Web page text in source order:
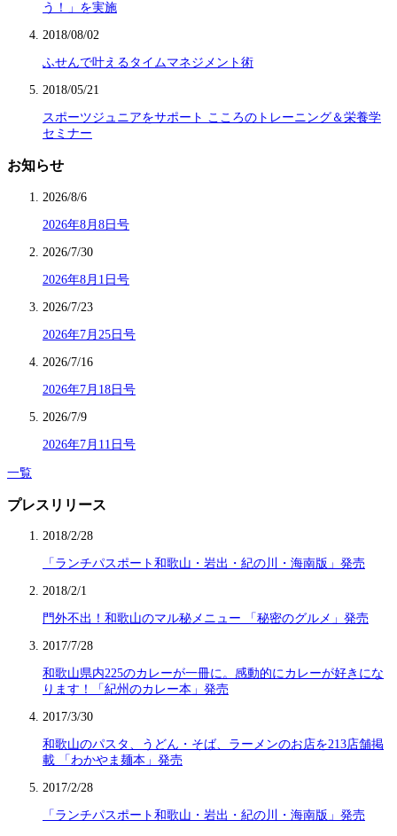
う！」を実施
2018/08/02
ふせんで叶えるタイムマネジメント術
2018/05/21
スポーツジュニアをサポート こころのトレーニング＆栄養学
セミナー
お知らせ
2026/8/6
2026年8月8日号
2026/7/30
2026年8月1日号
2026/7/23
2026年7月25日号
2026/7/16
2026年7月18日号
2026/7/9
2026年7月11日号
一覧
プレスリリース
2018/2/28
「ランチパスポート和歌山・岩出・紀の川・海南版」発売
2018/2/1
門外不出！和歌山のマル秘メニュー 「秘密のグルメ」発売
2017/7/28
和歌山県内225のカレーが一冊に。感動的にカレーが好きにな
ります！「紀州のカレー本」発売
2017/3/30
和歌山のパスタ、うどん・そば、ラーメンのお店を213店舗掲
載 「わかやま麺本」発売
2017/2/28
「ランチパスポート和歌山・岩出・紀の川・海南版」発売